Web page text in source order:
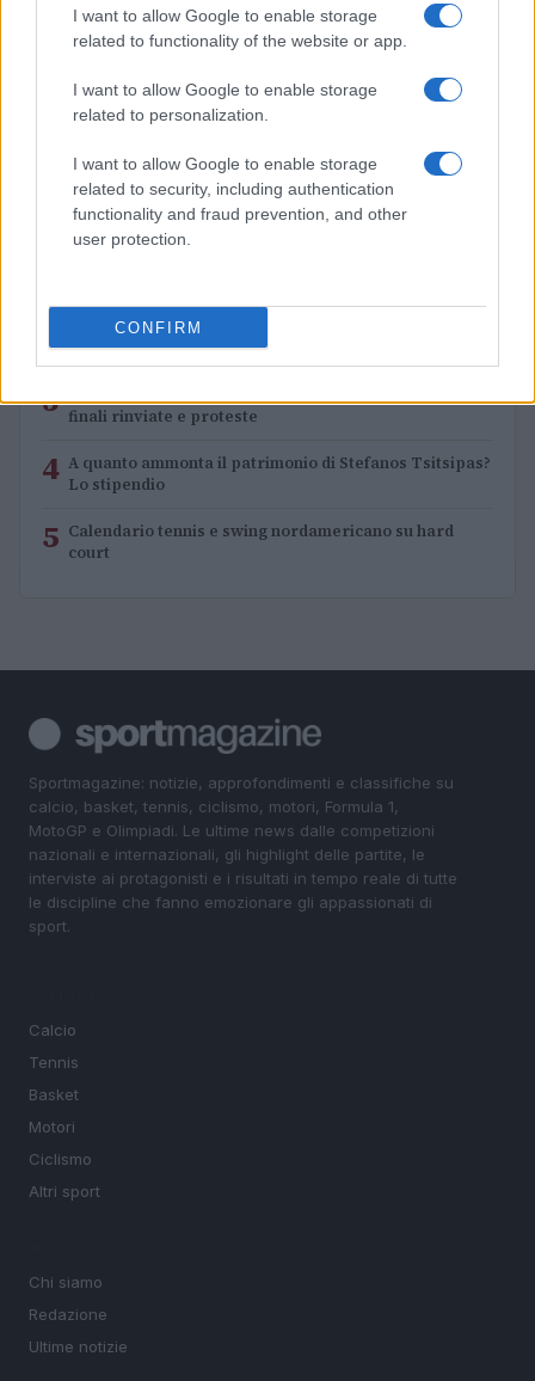
I want to allow Google to enable storage
related to functionality of the website or app.
I want to allow Google to enable storage
related to personalization.
I want to allow Google to enable storage
related to security, including authentication
functionality and fraud prevention, and other
user protection.
CONFIRM
ATP Montreal 2026: Daniel Mérida raggiunge i quarti
PIÙ LETTI
Chi è Thomas Fabbiano: la carriera del tennista
pugliese
3 finali rinviate e proteste
4 A quanto ammonta il patrimonio di Stefanos Tsitsipas?
Lo stipendio
5 Calendario tennis e swing nordamericano su hard
court
Sportmagazine: notizie, approfondimenti e classifiche su
calcio, basket, tennis, ciclismo, motori, Formula 1,
MotoGP e Olimpiadi. Le ultime news dalle competizioni
nazionali e internazionali, gli highlight delle partite, le
interviste ai protagonisti e i risultati in tempo reale di tutte
le discipline che fanno emozionare gli appassionati di
sport.
Calcio
Tennis
Basket
Motori
Ciclismo
Altri sport
Chi siamo
Redazione
Ultime notizie